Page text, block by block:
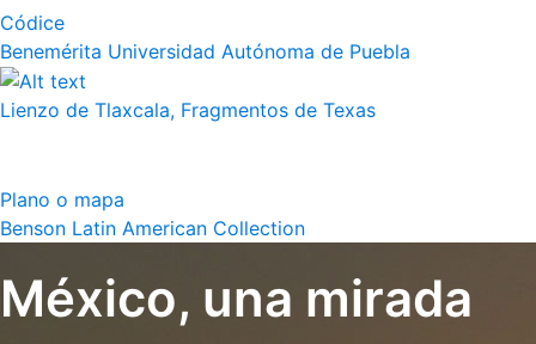
Códice
Benemérita Universidad Autónoma de Puebla
Lienzo de Tlaxcala, Fragmentos de Texas
Plano o mapa
Benson Latin American Collection
México, una mirada